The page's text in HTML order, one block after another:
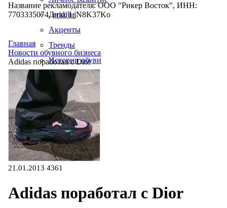
Дизайн
Акценты
Тренды
Истории обуви
Производство
Название рекламодателя: ООО "Рикер Восток", ИНН:
7703335074, erid: LjN8K37Ko
Главная
Новости обувного бизнеса
Adidas поработал с Dior
21.01.2013 4361
Adidas поработал с Dior